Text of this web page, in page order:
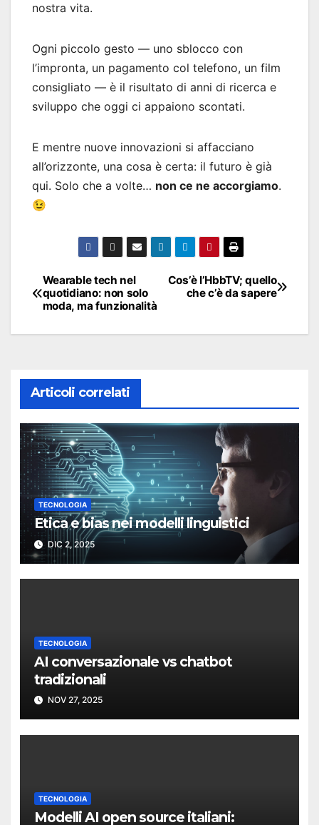
nostra vita.
Ogni piccolo gesto — uno sblocco con
l’impronta, un pagamento col telefono, un film
consigliato — è il risultato di anni di ricerca e
sviluppo che oggi ci appaiono scontati.
E mentre nuove innovazioni si affacciano
all’orizzonte, una cosa è certa: il futuro è già
qui. Solo che a volte… non ce ne accorgiamo.
😉
Navigazione
articoli
Cos’è l’HbbTV; quello
che c’è da sapere
Wearable tech nel
quotidiano: non solo
moda, ma funzionalità
Articoli correlati
TECNOLOGIA
Etica e bias nei modelli linguistici
DIC 2, 2025
TECNOLOGIA
AI conversazionale vs chatbot
tradizionali
NOV 27, 2025
TECNOLOGIA
Modelli AI open source italiani: